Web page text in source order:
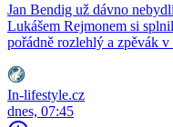
Jan Bendig už dávno
Lukášem Rejmonem si
pořádně rozlehlý a zpěvák
In-lifestyle.cz
dnes, 07:45